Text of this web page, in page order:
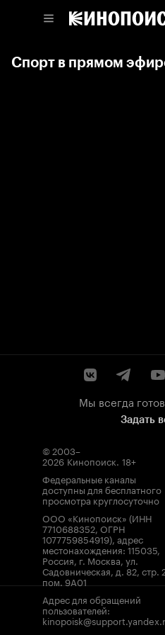
Спорт в прямом
Мы всегда
Задать
© 2003–
2026 Кинопоиск. 18+
Федеральные каналы
доступны для бесплатного
просмотра круглосуточно
ООО «Кинопоиск» (ИНН
7710688352, ОГРН
1077759854919), адрес
местонахождения: 115035,
Россия, г. Москва, ул.
Садовническая, д. 82, стр.
пом. 9А01
Адрес для обращений
пользователей: